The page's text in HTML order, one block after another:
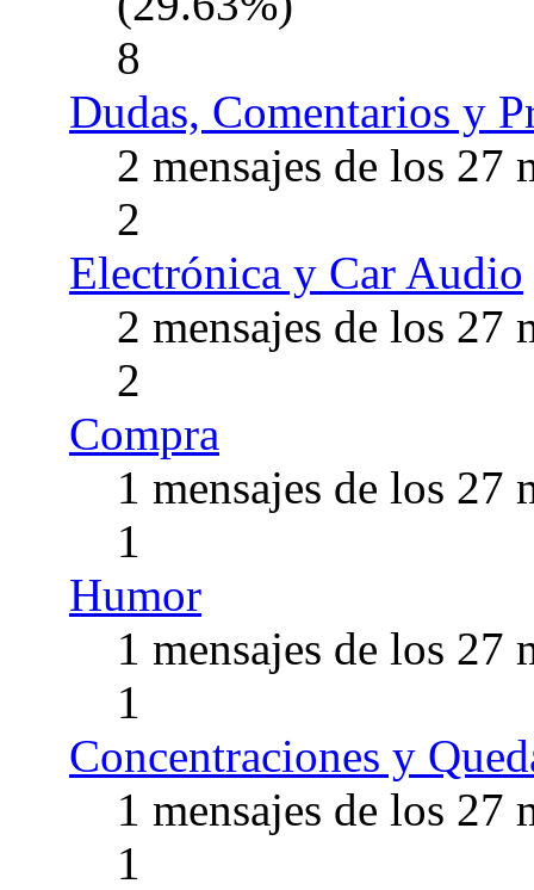
8
Dudas, Comentarios y
2 mensajes de los 27
2
Electrónica y Car Audio
2 mensajes de los 27
2
Compra
1 mensajes de los 27
1
Humor
1 mensajes de los 27
1
Concentraciones y
1 mensajes de los 27
1